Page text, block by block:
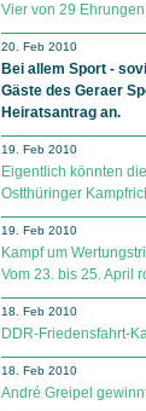
Vier von 29
20. Feb 2010
Bei allem Sport -
Gäste des Geraer
Heiratsantrag an.
19. Feb 2010
Eigentlich könnten
Ostthüringer
19. Feb 2010
Kampf um
Vom 23. bis 25. April
18. Feb 2010
DDR-Friedensfahrt-
18. Feb 2010
André Greipel